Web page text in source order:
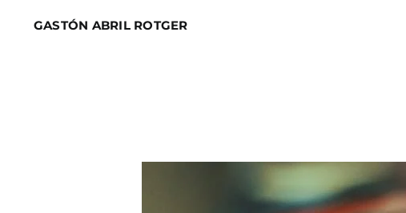
GASTÓN ABRIL ROTGER